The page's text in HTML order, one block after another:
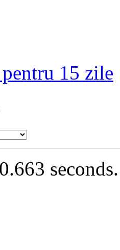
15 zile
seconds.